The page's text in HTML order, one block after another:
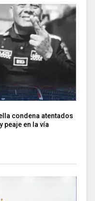
condena atentados
peaje en la vía